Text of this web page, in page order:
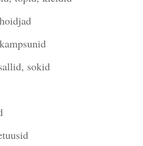
sokid